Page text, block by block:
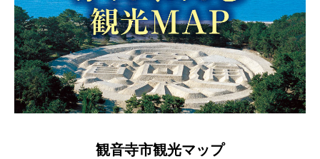
観音寺市観光マップ